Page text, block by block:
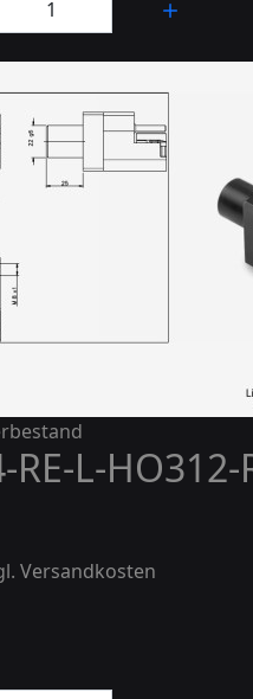
RE-L-
Versandkosten